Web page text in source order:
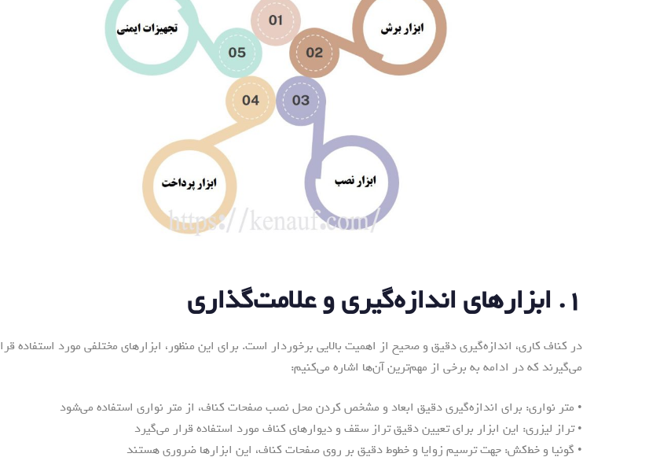
۱. ابزارهای اندازه‌گیری و علامت‌گذاری
در کناف کاری، اندازه‌گیری دقیق و صحیح از اهمیت بالایی برخوردار است. برای این منظور، ابزارهای مختلفی مورد استفاده
می‌گیرند که در ادامه به برخی از مهم‌ترین آن‌ها اشاره می‌کنیم:
• متر نواری: برای اندازه‌گیری دقیق ابعاد و مشخص کردن محل نصب صفحات کناف، از متر نواری استفاده می‌شود
• تراز لیزری: این ابزار برای تعیین دقیق تراز سقف و دیوارهای کناف مورد استفاده قرار می‌گیرد
• گونیا و خط‌کش: جهت ترسیم زوایا و خطوط دقیق بر روی صفحات کناف، این ابزارها ضروری هستند